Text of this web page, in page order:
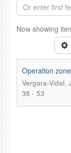
Now showing
Operation
Vergara-Vidal,
38 - 53